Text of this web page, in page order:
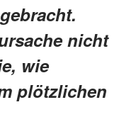
nicht
wie
plötzlichen